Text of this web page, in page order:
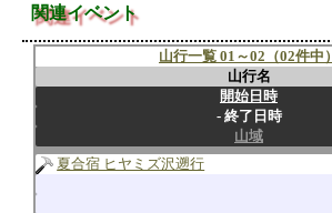
関連イベント
山行一覧 01～02（02件中）
山行名
開始日時
終了日時
山域
夏合宿 ヒヤミズ沢遡行